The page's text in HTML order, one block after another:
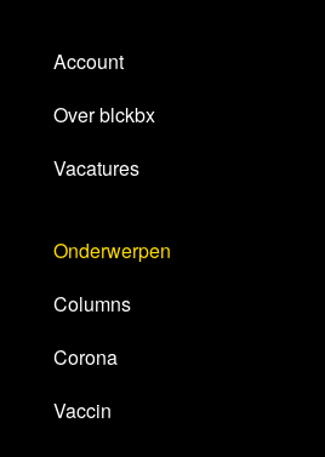
Account
Over blckbx
Vacatures
Onderwerpen
Columns
Corona
Vaccin